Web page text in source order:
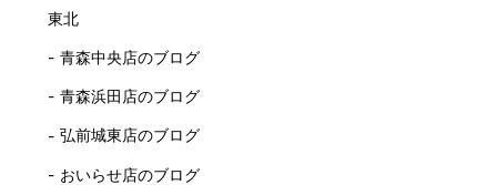
東北
青森中央店のブログ
青森浜田店のブログ
弘前城東店のブログ
おいらせ店のブログ